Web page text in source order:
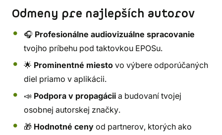
Odmeny pre najlepších autorov
🎧 Profesionálne audiovizuálne spracovanie
tvojho príbehu pod taktovkou EPOSu.
🌟 Prominentné miesto vo výbere odporúčaných
diel priamo v aplikácii.
📣 Podpora v propagácii a budovaní tvojej
osobnej autorskej značky.
🎁 Hodnotné ceny od partnerov, ktorých ako